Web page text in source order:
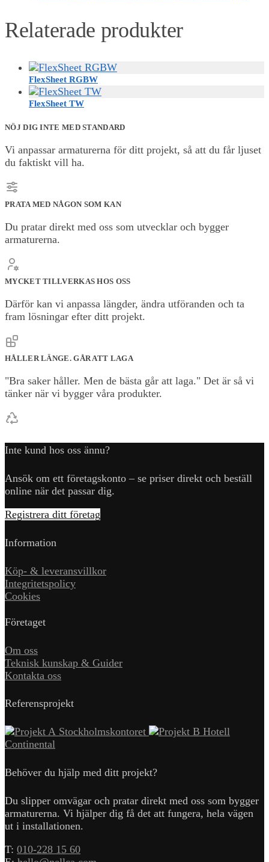
Relaterade produkter
FlexSheet RGBW
FlexSheet TW
NÖJ DIG INTE MED STANDARD
Vi anpassar armaturerna för ditt projekt, så att du får ljuset
du faktiskt vill ha.
PRATA MED NÅGON SOM KAN
Du pratar direkt med oss som utvecklar och bygger
armaturerna.
MYCKET TILLVERKAS HOS OSS
Därför kan vi anpassa längder, ändra utföranden och ta
fram lösningar efter ditt projekt.
HÅLLER LÄNGE. GÅR ATT LAGA
"Bra saker håller. Men de bästa går att laga." Det är så vi
tänker när vi bygger våra produkter.
Inte kund hos oss ännu?
Ansök om ett företagskonto – se priser direkt och beställ
online när det passar dig.
Registrera ditt företag
Information
Köp- & leveransvillkor
Integritetspolicy
Cookies
Företaget
Om oss
Teknisk kunskap & Guider
Kontakta oss
Referensprojekt
Stockholmskontoret
Hotell
Continental
Behöver du hjälp med ditt projekt?
Du slipper omvägar och pratar direkt med oss som bygger
armaturerna. Vi hjälper dig få det att fungera, hela vägen
ut i installationen.
T: 010-228 15 60